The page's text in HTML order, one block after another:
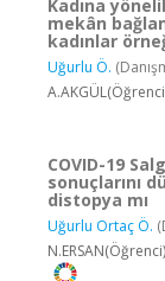
Kadına
mekân
kadınlar
Uğurlu Ö.
COVID-19
sonuçlarını
distopya mı
Uğurlu Ortaç Ö.